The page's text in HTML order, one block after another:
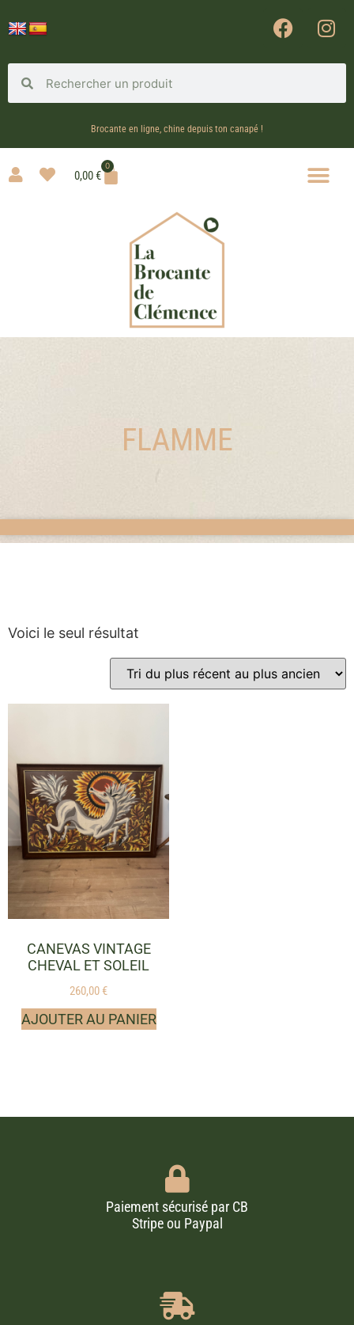
Brocante en ligne, chine depuis ton canapé !
0,00€
0
FLAMME
Voici le seul résultat
CANEVAS VINTAGE
CHEVAL ET SOLEIL
260,00€
AJOUTER AU PANIER
Paiement sécurisé par CB
Stripe ou Paypal